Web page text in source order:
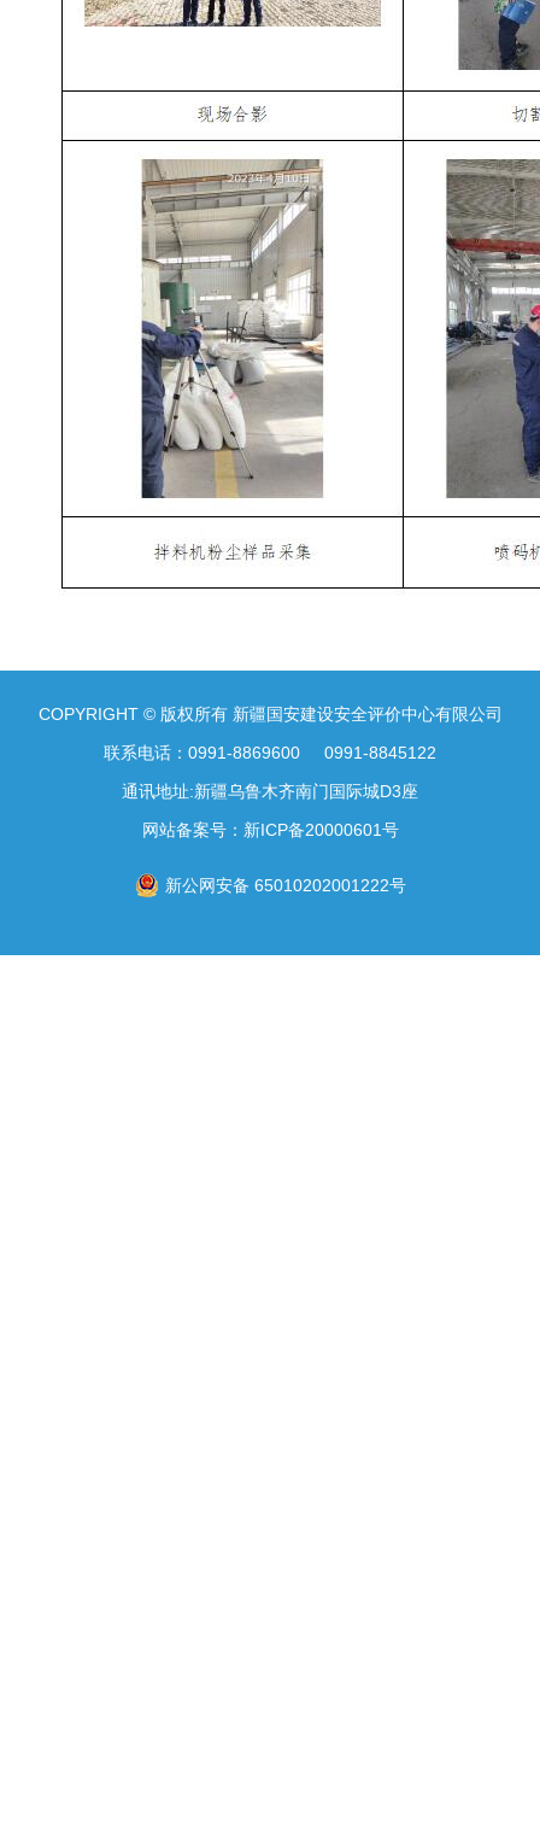
COPYRIGHT © 版权所有 新疆国安建设安全评价中心有限公司
联系电话：0991-8869600 0991-8845122
通讯地址:新疆乌鲁木齐南门国际城D3座
网站备案号： 新ICP备20000601号
新公网安备 65010202001222号